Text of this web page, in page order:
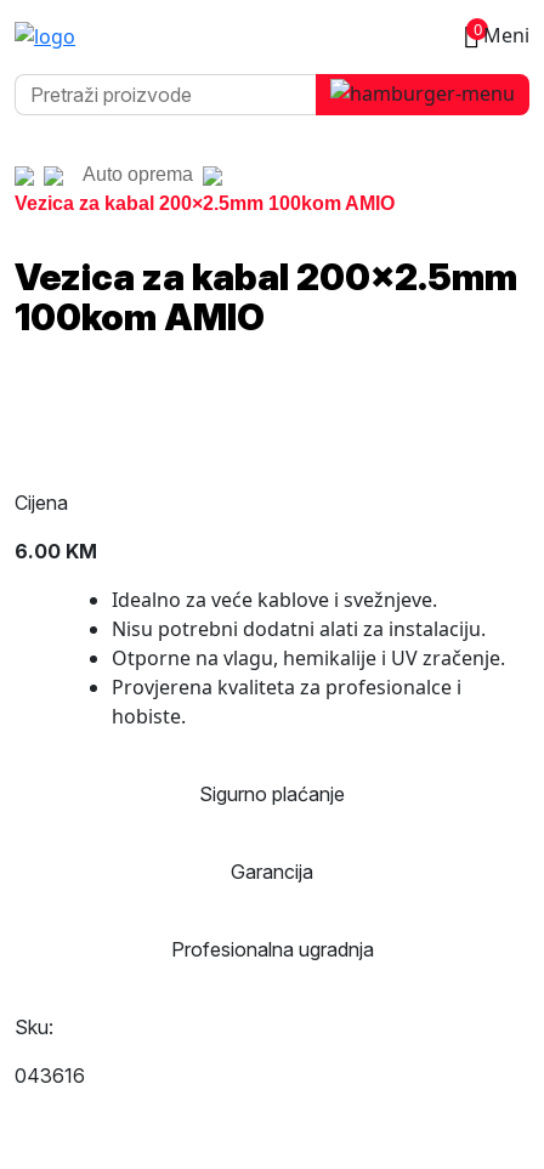
0Meni
Auto oprema
Vezica za kabal 200×2.5mm 100kom AMIO
Vezica za kabal 200×2.5mm
100kom AMIO
Cijena
6.00 KM
Idealno za veće kablove i svežnjeve.
Nisu potrebni dodatni alati za instalaciju.
Otporne na vlagu, hemikalije i UV zračenje.
Provjerena kvaliteta za profesionalce i
hobiste.
Sigurno plaćanje
Garancija
Profesionalna ugradnja
Sku:
043616